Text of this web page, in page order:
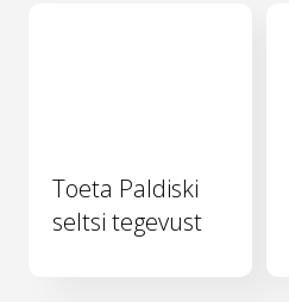
Toeta Paldiski
seltsi tegevust